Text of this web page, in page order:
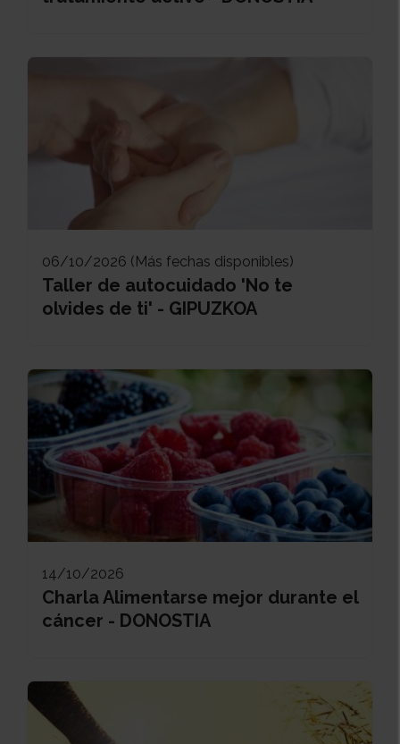
06/10/2026 (Más fechas disponibles)
Taller de autocuidado 'No te
olvides de ti' - GIPUZKOA
14/10/2026
Charla Alimentarse mejor durante el
cáncer - DONOSTIA